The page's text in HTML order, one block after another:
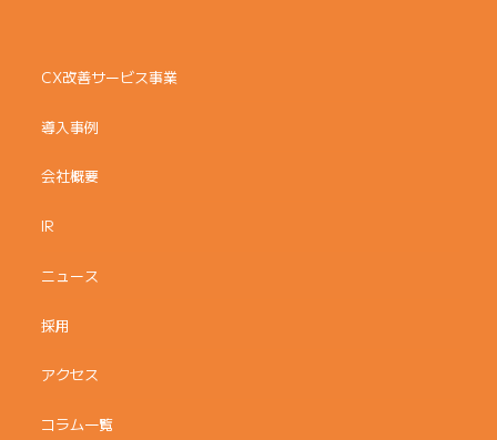
CX改善サービス事業
導入事例
会社概要
IR
ニュース
採用
アクセス
コラム一覧